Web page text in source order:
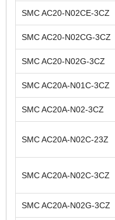
SMC AC20-N02CE-3CZ
SMC AC20-N02CG-3CZ
SMC AC20-N02G-3CZ
SMC AC20A-N01C-3CZ
SMC AC20A-N02-3CZ
SMC AC20A-N02C-23Z
SMC AC20A-N02C-3CZ
SMC AC20A-N02G-3CZ